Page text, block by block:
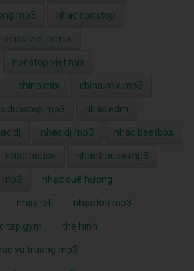
mp3 nhac nonstop
nhac viet remix
nonstop viet mix
china mix china mix mp3
dubstep mp3 nhac edm
dj nhac dj mp3 nhac beatbox
nhac house nhac house mp3
mp3 nhạc quê hương
nhạc lofi nhạc lofi mp3
tap gym the hinh
vu truong mp3